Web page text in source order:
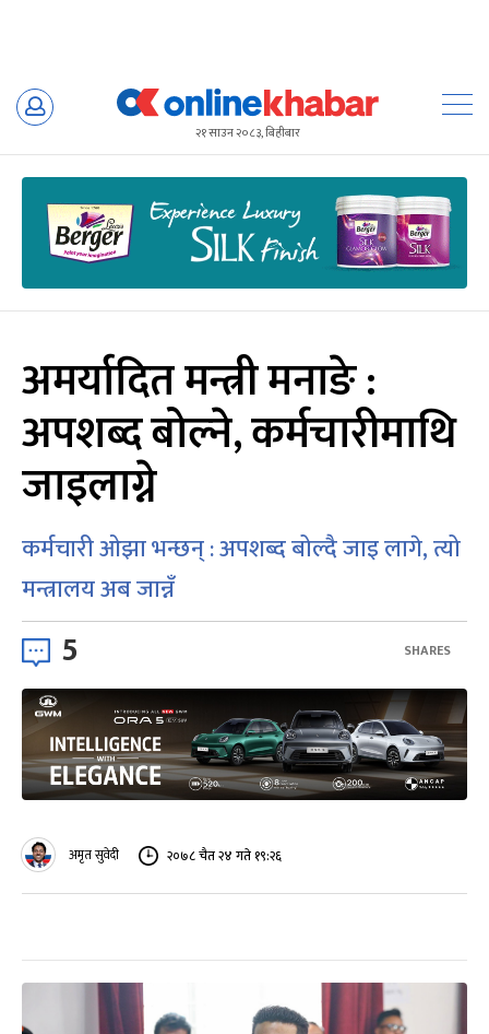
Skip
२१ साउन २०८३, बिहीबार
अमर्यादित मन्त्री मनाङे :
अपशब्द बोल्ने, कर्मचारीमाथि
जाइलाग्ने
कर्मचारी ओझा भन्छन् : अपशब्द बोल्दै जाइ लागे, त्यो
मन्त्रालय अब जान्नँ
5 SHARES
अमृत सुवेदी २०७८ चैत २४ गते १९:२६